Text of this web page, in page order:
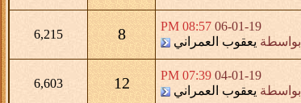
06-01-19
08:57 PM
بواسطة يعقوب العمراني 8
6,215
04-01-19
07:39 PM
بواسطة يعقوب العمراني 12
6,603